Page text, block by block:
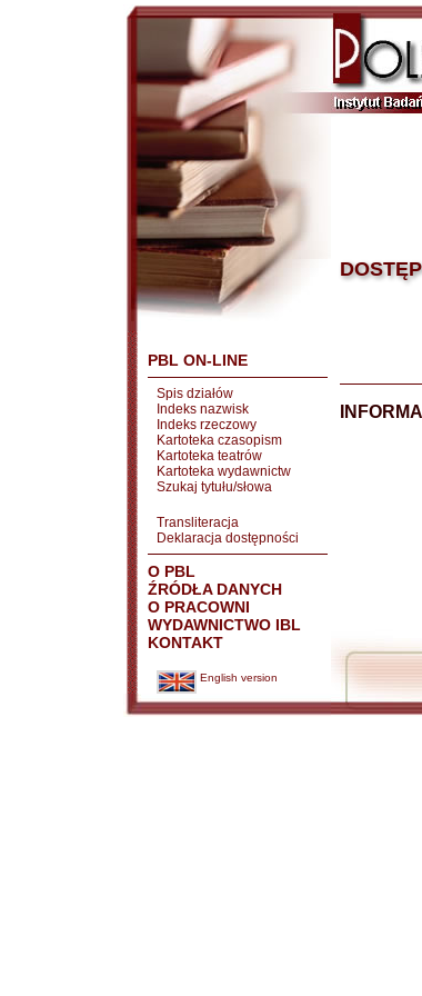
PBL ON-LINE
Spis działów
Indeks nazwisk
Indeks rzeczowy
Kartoteka czasopism
Kartoteka teatrów
Kartoteka wydawnictw
Szukaj tytułu/słowa
Transliteracja
Deklaracja dostępności
O PBL
ŹRÓDŁA DANYCH
O PRACOWNI
WYDAWNICTWO IBL
KONTAKT
English version